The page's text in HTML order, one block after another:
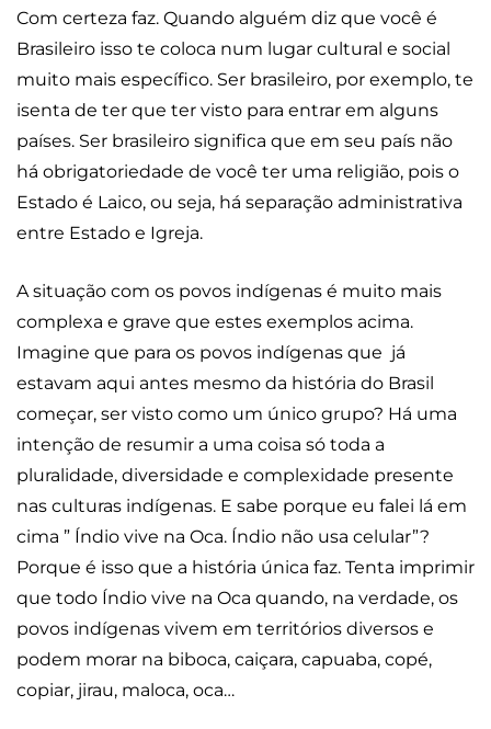
Com certeza faz. Quando alguém diz que você é
Brasileiro isso te coloca num lugar cultural e social
muito mais específico. Ser brasileiro, por exemplo, te
isenta de ter que ter visto para entrar em alguns
países. Ser brasileiro significa que em seu país não
há obrigatoriedade de você ter uma religião, pois o
Estado é Laico, ou seja, há separação administrativa
entre Estado e Igreja.
A situação com os povos indígenas é muito mais
complexa e grave que estes exemplos acima.
Imagine que para os povos indígenas que já
estavam aqui antes mesmo da história do Brasil
começar, ser visto como um único grupo? Há uma
intenção de resumir a uma coisa só toda a
pluralidade, diversidade e complexidade presente
nas culturas indígenas. E sabe porque eu falei lá em
cima ” Índio vive na Oca. Índio não usa celular”?
Porque é isso que a história única faz. Tenta imprimir
que todo Índio vive na Oca quando, na verdade, os
povos indígenas vivem em territórios diversos e
podem morar na biboca, caiçara, capuaba, copé,
copiar, jirau, maloca, oca…